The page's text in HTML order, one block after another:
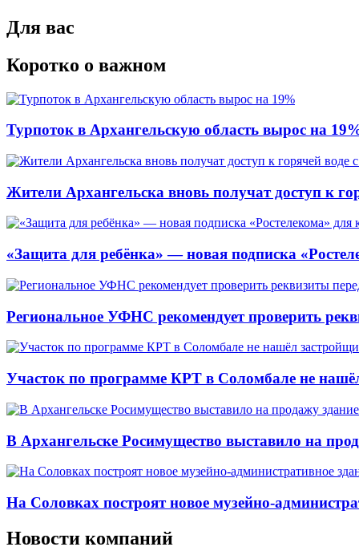
Для вас
Коротко о важном
Турпоток в Архангельскую область вырос на
Жители Архангельска вновь получат доступ к
«Защита для ребёнка» — новая подписка
Региональное УФНС рекомендует проверить
Участок по программе КРТ в Соломбале не
В Архангельске Росимущество выставило на
На Соловках построят новое музейно-
Новости компаний